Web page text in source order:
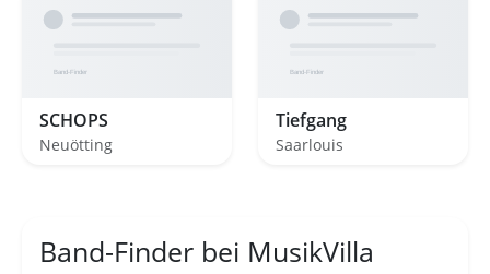
SCHOPS
Neuötting
Tiefgang
Saarlouis
Band-Finder bei MusikVilla